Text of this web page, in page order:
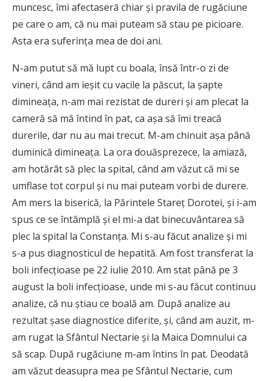
muncesc, îmi afectaseră chiar şi pravila de rugăciune
pe care o am, că nu mai puteam să stau pe picioare.
Asta era suferinţa mea de doi ani.
N-am putut să mă lupt cu boala, însă într-o zi de
vineri, când am ieşit cu vacile la păscut, la şapte
dimineaţa, n-am mai rezistat de dureri şi am plecat la
cameră să mă întind în pat, ca aşa să îmi treacă
durerile, dar nu au mai trecut. M-am chinuit aşa până
duminică dimineaţa. La ora douăsprezece, la amiază,
am hotărât să plec la spital, când am văzut că mi se
umflase tot corpul şi nu mai puteam vorbi de durere.
Am mers la biserică, la Părintele Stareţ Dorotei, şi i-am
spus ce se întâmplă şi el mi-a dat binecuvântarea să
plec la spital la Constanţa. Mi s-au făcut analize şi mi
s-a pus diagnosticul de hepatită. Am fost transferat la
boli infecţioase pe 22 iulie 2010. Am stat până pe 3
august la boli infecţioase, unde mi s-au făcut continuu
analize, că nu ştiau ce boală am. După analize au
rezultat şase diagnostice diferite, şi, când am auzit, m-
am rugat la Sfântul Nectarie şi la Maica Domnului ca
să scap. După rugăciune m-am întins în pat. Deodată
am văzut deasupra mea pe Sfântul Nectarie, cum